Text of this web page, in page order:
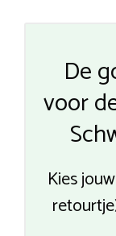
De
voor
Kies